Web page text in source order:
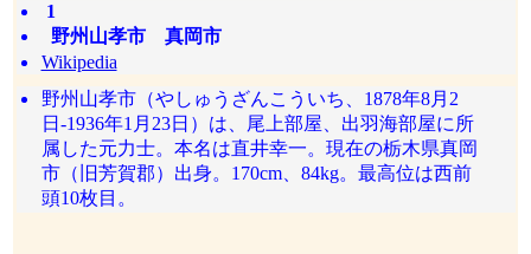
1
野州山孝市 真岡市
Wikipedia
野州山孝市（やしゅうざんこういち、1878年8月2
日-1936年1月23日）は、尾上部屋、出羽海部屋に所
属した元力士。本名は直井幸一。現在の栃木県真岡
市（旧芳賀郡）出身。170cm、84kg。最高位は西前
頭10枚目。